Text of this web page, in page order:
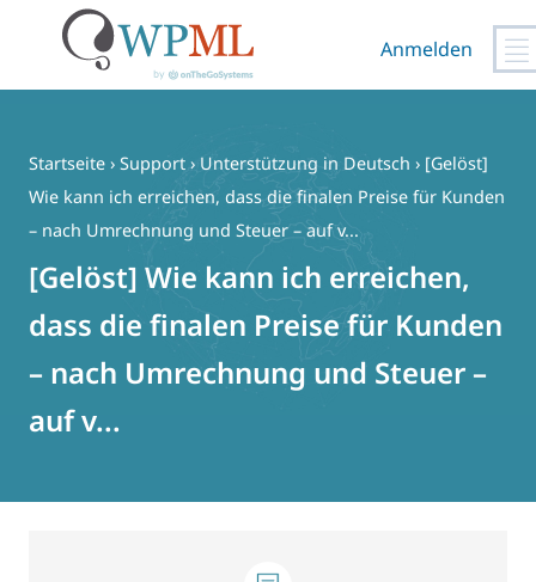
springen
Anmelden
Startseite › Support › Unterstützung in Deutsch › [Gelöst]
Wie kann ich erreichen, dass die finalen Preise für Kunden
– nach Umrechnung und Steuer – auf v...
[Gelöst] Wie kann ich erreichen,
dass die finalen Preise für Kunden
– nach Umrechnung und Steuer –
auf v...